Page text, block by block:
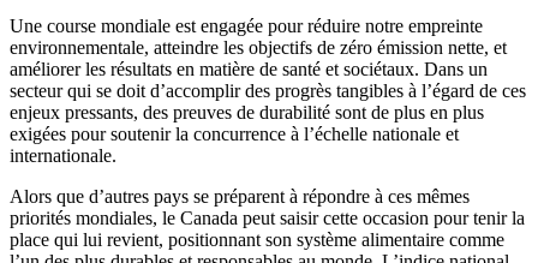
Une course mondiale est engagée pour réduire notre empreinte
environnementale, atteindre les objectifs de zéro émission nette, et
améliorer les résultats en matière de santé et sociétaux. Dans un
secteur qui se doit d’accomplir des progrès tangibles à l’égard de ces
enjeux pressants, des preuves de durabilité sont de plus en plus
exigées pour soutenir la concurrence à l’échelle nationale et
internationale.
Alors que d’autres pays se préparent à répondre à ces mêmes
priorités mondiales, le Canada peut saisir cette occasion pour tenir la
place qui lui revient, positionnant son système alimentaire comme